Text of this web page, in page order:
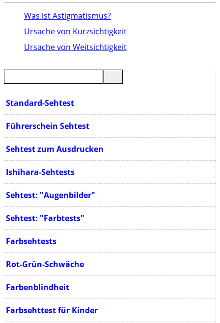
Was ist Astigmatismus?
Ursache von Kurzsichtigkeit
Ursache von Weitsichtigkeit
Standard-Sehtest
Führerschein Sehtest
Sehtest zum Ausdrucken
Ishihara-Sehtests
Sehtest: "Augenbilder"
Sehtest: "Farbtests"
Farbsehtests
Rot-Grün-Schwäche
Farbenblindheit
Farbsehttest für Kinder